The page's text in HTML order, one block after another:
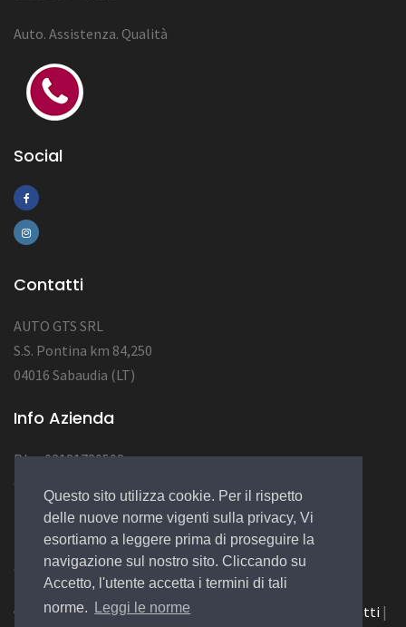
Questo sito utilizza cookie. Per il rispetto
delle nuove norme vigenti sulla privacy, Vi
esortiamo a leggere prima di proseguire la
navigazione sul nostro sito. Cliccando su
Accetto, l'utente accetta i termini di tali
norme.
Leggi le norme
Auto. Assistenza. Qualità
Social
Contatti
AUTO GTS SRL
S.S. Pontina km 84,250
04016 Sabaudia (LT)
Info Azienda
P.Iva 03181780598
NUM REA LT123456
© 2022 Design by EGSoft
Cookie|Privacy Law|Azienda Contatti |